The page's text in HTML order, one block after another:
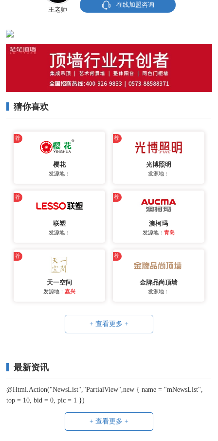
王老师
在线加盟咨询
猜你喜欢
荐
樱花
发源地：
荐
光博照明
发源地：
荐
联塑
发源地：
荐
澳柯玛
发源地： 青岛
荐
天一空间
发源地：嘉兴
荐
金牌品尚顶墙
发源地：
+ 查看更多 +
最新资讯
@Html.Action("NewsList","PartialView",new { name = "mNewsList",
top = 10, bid = 0, pic = 1 })
+ 查看更多 +